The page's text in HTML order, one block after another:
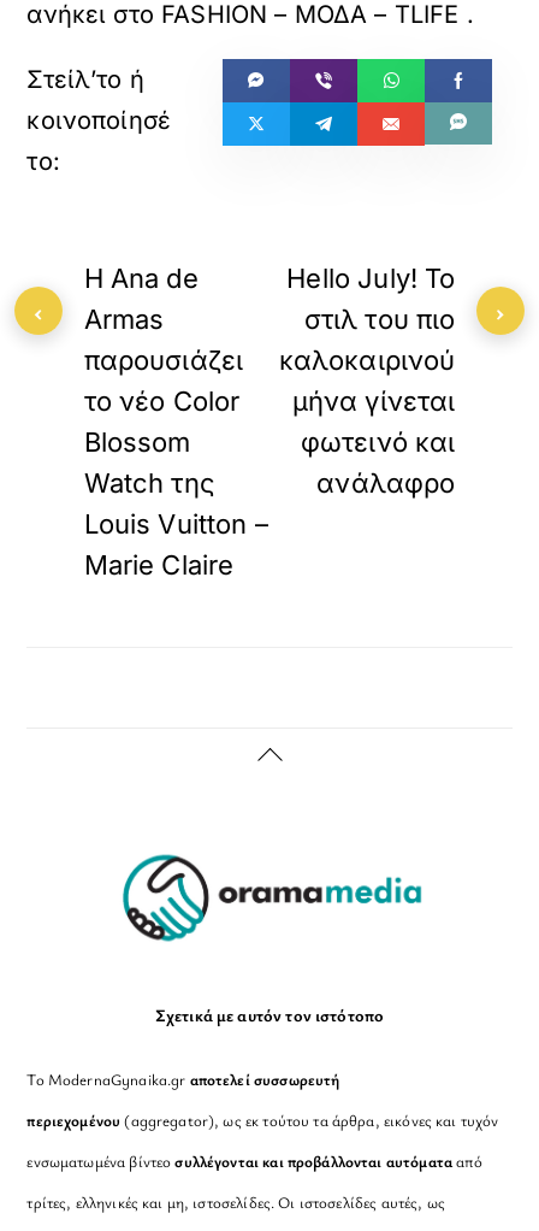
ανήκει στο FASHION – ΜΟΔΑ – TLIFE .
Η Ana de
Armas
παρουσιάζει
το νέο Color
Blossom
Watch της
Louis Vuitton –
Marie Claire
Hello July! Το
στιλ του πιο
καλοκαιρινού
μήνα γίνεται
φωτεινό και
ανάλαφρο
Back
Σχετικά με αυτόν τον ιστότοπο
Το ModernaGynaika.gr αποτελεί συσσωρευτή
περιεχομένου (aggregator), ως εκ τούτου τα άρθρα, εικόνες και τυχόν
ενσωματωμένα βίντεοσυλλέγονται και προβάλλονται αυτόματααπό
τρίτες, ελληνικές και μη, ιστοσελίδες. Οι ιστοσελίδες αυτές, ως
‹ ›